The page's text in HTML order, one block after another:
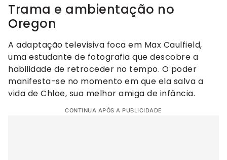
Trama e ambientação no
Oregon
A adaptação televisiva foca em Max Caulfield,
uma estudante de fotografia que descobre a
habilidade de retroceder no tempo. O poder
manifesta-se no momento em que ela salva a
vida de Chloe, sua melhor amiga de infância.
CONTINUA APÓS A PUBLICIDADE